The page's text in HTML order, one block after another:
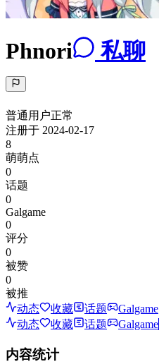
Phnori 私聊
普通用户正常
注册于 2024-02-17
8
萌萌点
0
话题
0
Galgame
0
评分
0
被赞
0
被推
动态
收藏 话题 Galgame
动态
收藏 话题 Galgame
内容统计